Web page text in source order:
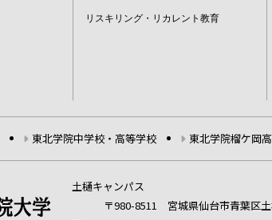
リスキリング・リカレント教育
東北学院中学校・高等学校 東北学院榴ケ岡
土樋キャンパス
〒980-8511 宮城県仙台市青葉区土